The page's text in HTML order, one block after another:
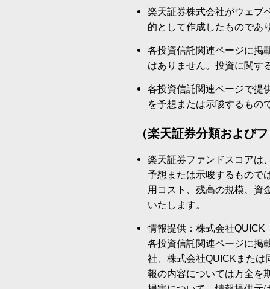
楽天証券株式会社がウェブ
的として作成したものであ
各投資信託関連ページに掲
はありません。投資に関す
各投資信託関連ページで提
を予想または示唆するもの
（楽天証券分類および
楽天証券ファンドスコアは
予想または示唆するもので
用コスト、残高の規模、資
いたします。
情報提供：株式会社QUICK
各投資信託関連ページに掲
社、株式会社QUICKまたは
報の内容については万全を